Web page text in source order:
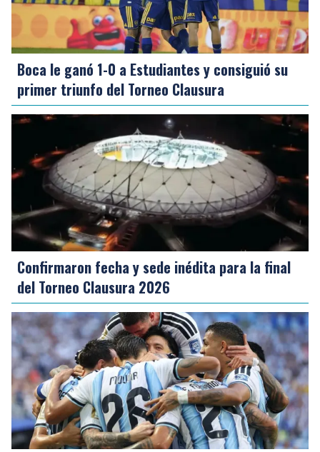
Boca le ganó 1-0 a Estudiantes y consiguió su
primer triunfo del Torneo Clausura
Confirmaron fecha y sede inédita para la final
del Torneo Clausura 2026